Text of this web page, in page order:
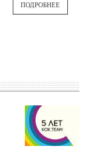
ПОДРОБНЕЕ